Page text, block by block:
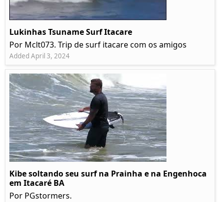
Lukinhas Tsuname Surf Itacare
Por Mclt073. Trip de surf itacare com os amigos
Added April 3, 2024
Kibe soltando seu surf na Prainha e na Engenhoca
em Itacaré BA
Por PGstormers.